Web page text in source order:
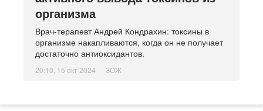
организма
Врач-терапевт Андрей Кондрахин: токсины в
организме накапливаются, когда он не получает
достаточно антиоксидантов.
20:10, 15 окт 2024 ЗОЖ